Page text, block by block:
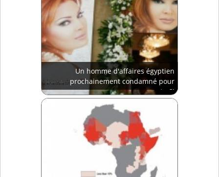
Un homme d'affaires égyptien
prochainement condamné pour
meurtre?!